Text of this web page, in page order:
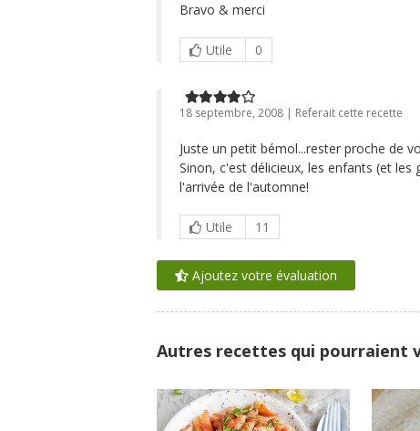
Bravo & merci
Utile 0
18 septembre, 2008 | Referait cette recette
Juste un petit bémol...rester proche de
Sinon, c'est délicieux, les enfants (et
l'arrivée de l'automne!
Utile 11
Ajoutez votre évaluation
Autres recettes qui pourraient